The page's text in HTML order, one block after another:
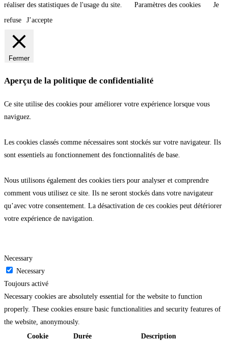
réaliser des statistiques de l'usage du site.
Paramètres des cookies
Je
refuse
J’accepte
Fermer
Aperçu de la politique de confidentialité
Ce site utilise des cookies pour améliorer votre expérience lorsque vous
naviguez.
Les cookies classés comme nécessaires sont stockés sur votre navigateur. Ils
sont essentiels au fonctionnement des fonctionnalités de base.
Nous utilisons également des cookies tiers pour analyser et comprendre
comment vous utilisez ce site. Ils ne seront stockés dans votre navigateur
qu’avec votre consentement. La désactivation de ces cookies peut détériorer
votre expérience de navigation.
Necessary
Necessary
Toujours activé
Necessary cookies are absolutely essential for the website to function
properly. These cookies ensure basic functionalities and security features of
the website, anonymously.
Cookie
Durée Description